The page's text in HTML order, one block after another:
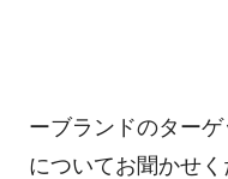
ーブランドのター
についてお聞かせく